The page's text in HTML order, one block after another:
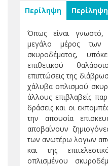
Περίληψη
Όπως είναι γνωστό,
μεγάλο μέρος των
σκυροδέματος,
επιθετικού
επιπτώσεις της
χάλυβα οπλισμού
άλλους επιβλαβείς
δράσεις και οι
την απουσία
αποβαίνουν
των ανωτέρω λογων
και της
οπλισμένου